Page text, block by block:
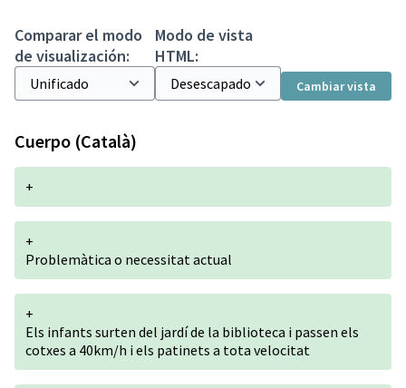
Comparar el modo
de visualización:
Modo de vista
HTML:
Cambiar vista
Cuerpo (Català)
+
+
Problemàtica o necessitat actual
+
Els infants surten del jardí de la biblioteca i passen els
cotxes a 40km/h i els patinets a tota velocitat